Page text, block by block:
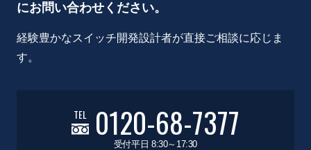
にお問い合わせください。
経験豊かなスイッチ開発設計者が直接ご相談に応じま
す。
TEL 0120-68-7377
受付平日 8:30～17:30